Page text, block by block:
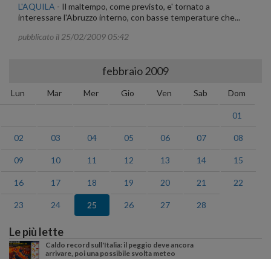
L'AQUILA - Il maltempo, come previsto, e' tornato a
interessare l'Abruzzo interno, con basse temperature che...
pubblicato il 25/02/2009 05:42
febbraio 2009
Lun Mar Mer Gio Ven Sab Dom
01
02 03 04 05 06 07 08
09 10 11 12 13 14 15
16 17 18 19 20 21 22
23 24 25 26 27 28
Le più lette
Caldo record sull'Italia: il peggio deve ancora
arrivare, poi una possibile svolta meteo